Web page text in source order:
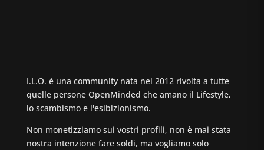
I.L.O. è una community nata nel 2012 rivolta a tutte
quelle persone OpenMinded che amano il Lifestyle,
lo scambismo e l'esibizionismo.
Non monetizziamo sui vostri profili, non è mai stata
nostra intenzione fare soldi, ma vogliamo solo